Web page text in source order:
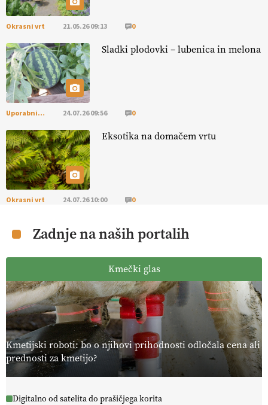
Okrasni vrt 21.05.26 09:13 0
Sladki plodovki – lubenica in melona
Uporabni vrt 24.07.26 09:56 0
Eksotika na domačem vrtu
Okrasni vrt 24.07.26 10:00 0
Zadnje na naših portalih
Kmečki glas
Kmetijski roboti: bo o njihovi prihodnosti odločala cena ali
prednosti za kmetijo?
Digitalno od satelita do prašičjega korita